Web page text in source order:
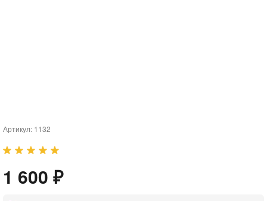
Артикул: 1132
1 600 ₽